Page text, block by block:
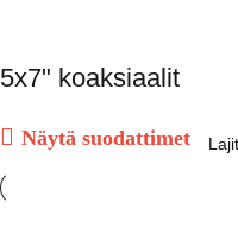
5x7" koaksiaalit
Näytä suodattimet